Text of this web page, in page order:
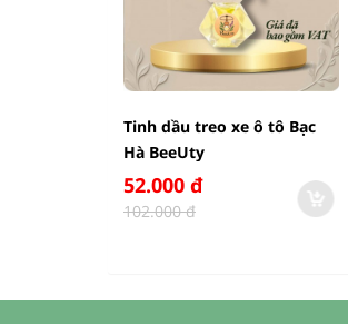
Tinh dầu treo xe ô tô Bạc
Hà BeeUty
52.000 đ
102.000 đ